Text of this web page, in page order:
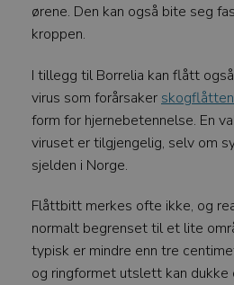
ørene. Den kan også bite seg
kroppen.
I tillegg til Borrelia kan flått
virus som forårsaker
form for hjernebetennelse. En
viruset er tilgjengelig, selv om
sjelden i Norge.
Flåttbitt merkes ofte ikke, og
normalt begrenset til et lite
typisk er mindre enn tre
og ringformet utslett kan